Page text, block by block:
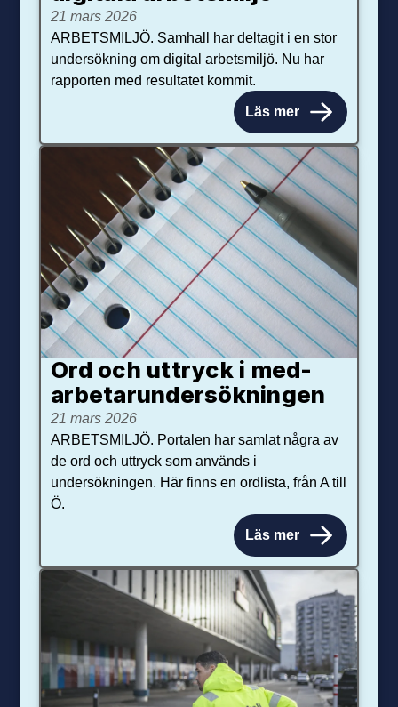
21 mars 2026
ARBETSMILJÖ. Samhall har deltagit i en stor
undersökning om digital arbetsmiljö. Nu har
rapporten med resultatet kommit.
Läs mer
Ord och uttryck i med­­
arbetar­­under­sökningen
21 mars 2026
ARBETSMILJÖ. Portalen har samlat några av
de ord och uttryck som används i
undersökningen. Här finns en ordlista, från A till
Ö.
Läs mer